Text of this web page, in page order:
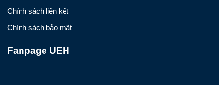
Chính sách liên kết
Chính sách bảo mật
Fanpage UEH